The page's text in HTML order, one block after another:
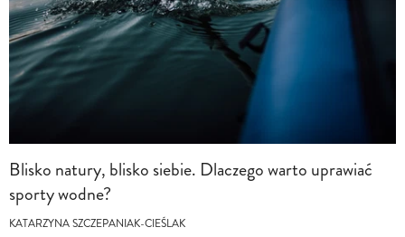
Blisko natury, blisko siebie. Dlaczego warto uprawiać
sporty wodne?
KATARZYNA SZCZEPANIAK-CIEŚLAK